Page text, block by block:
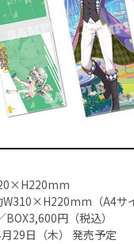
W310×H220mm（A4サ
円（税込）
29日（木） 発売予定